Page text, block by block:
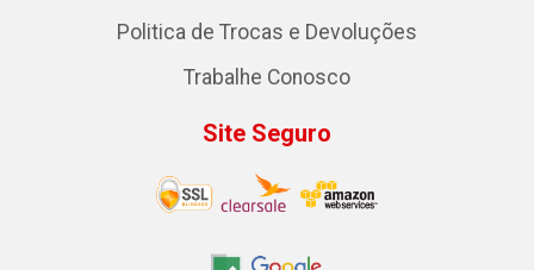
Politica de Trocas e Devoluções
Trabalhe Conosco
Site Seguro